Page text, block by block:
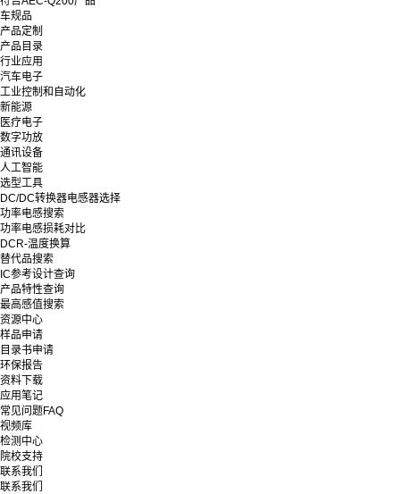
车规品
产品定制
产品目录
行业应用
汽车电子
工业控制和自动化
新能源
医疗电子
数字功放
通讯设备
人工智能
选型工具
DC/DC转换器电感器选择
功率电感搜索
功率电感损耗对比
DCR-温度换算
替代品搜索
IC参考设计查询
产品特性查询
最高感值搜索
资源中心
样品申请
目录书申请
环保报告
资料下载
应用笔记
常见问题FAQ
视频库
检测中心
院校支持
联系我们
联系我们